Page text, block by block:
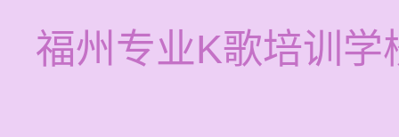
福州专业K歌培训学